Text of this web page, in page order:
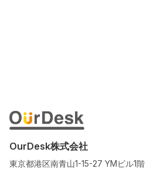
OurDesk株式会社
東京都港区南青山1-15-27 YMビル1階